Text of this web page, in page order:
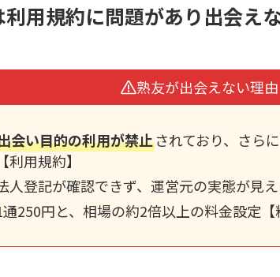
利用規約に問題があり出会え
熟友が出会えない理由
会い目的の利用が禁止されており、さら
用規約】
人登記が確認できず、運営元の実態が見え
250円と、相場の約2倍以上の料金設定【